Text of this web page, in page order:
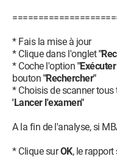
(WPCSvc) - Unknown
O23 - Service:
(WPDBusEnum) -
O23 - Service:
(wudfsvc) - Unknown
O23 - Service:
* Fais la mise à jour
* Clique dans l'onglet
* Coche l'option
bouton "Rechercher"
* Choisis de scanner
'Lancer l'examen"
A la fin de l'analyse, si
* Clique surOK, le